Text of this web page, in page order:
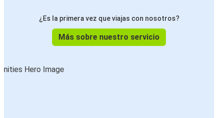
¿Es la primera vez que viajas con nosotros?
Más sobre nuestro servicio